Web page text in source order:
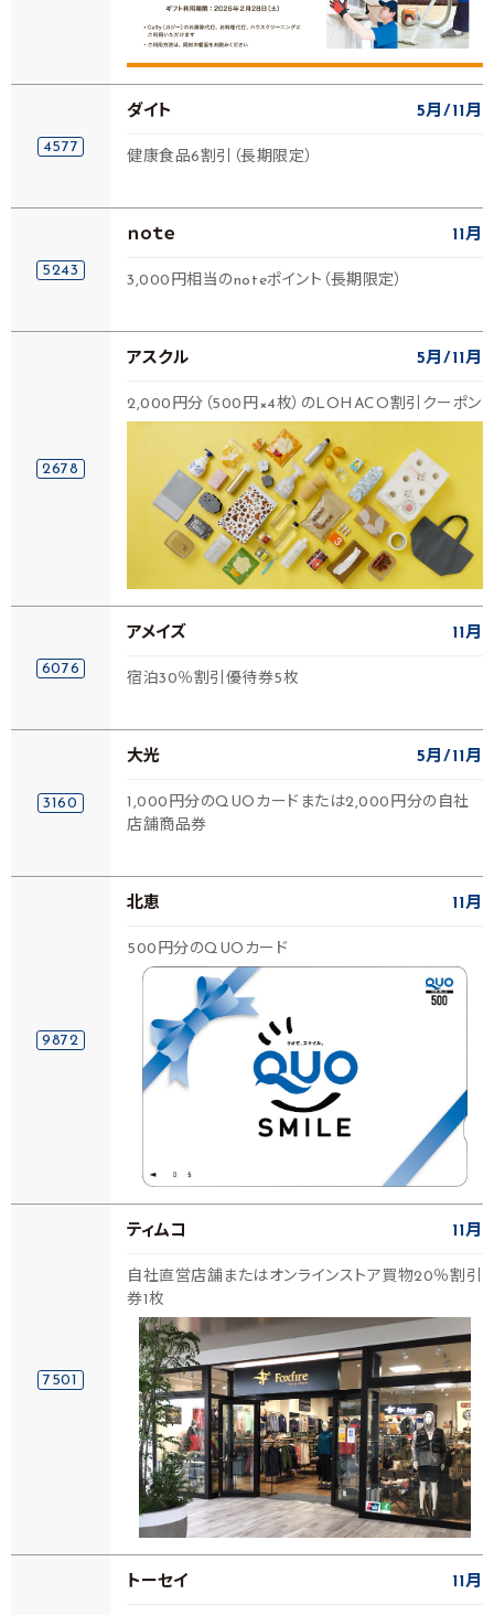
4577
ダイト 5月 11月
健康食品6割引（長期限定）
5243
ｎｏｔｅ 11月
3,000円相当のnoteポイント（長期限定）
2678
アスクル 5月 11月
2,000円分（500円×4枚）のLOHACO割引クーポン
6076
アメイズ 11月
宿泊30％割引優待券5枚
3160
大光 5月 11月
1,000円分のQUOカードまたは2,000円分の自社
店舗商品券
9872
北恵 11月
500円分のQUOカード
7501
ティムコ 11月
自社直営店舗またはオンラインストア買物20％割引
券1枚
トーセイ 11月